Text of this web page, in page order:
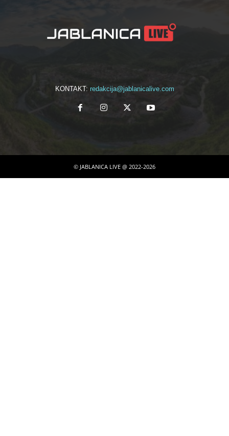
KONTAKT: redakcija@jablanicalive.com
© JABLANICA LIVE @ 2022-2026